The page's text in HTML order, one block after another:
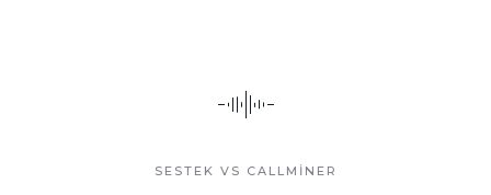
SESTEK VS CALLMINER